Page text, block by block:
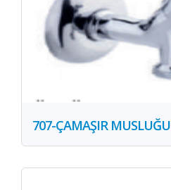
707-ÇAMAŞIR MUSLUĞU